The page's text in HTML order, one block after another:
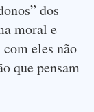
dos
moral e
eles não
que pensam